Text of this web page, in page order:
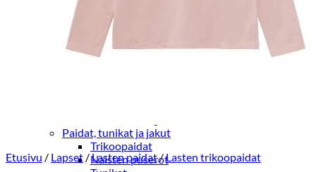
Miesten aamutakit ja kylpytakit
Miesten takit
Miesten nahkatakit
Miesten kevät-ja syystakit
Paidat, tunikat ja jakut
Trikoopaidat
Naisten puserot
Etusivu / Lapset /Lasten paidat/Lasten trikoopaidat